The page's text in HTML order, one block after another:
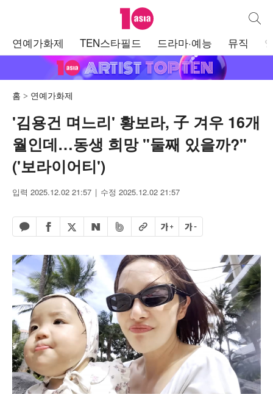
텐아시아 통합
연예가화제 TEN스타필드 드라마·예능 뮤직
홈 연예가화제
'김용건 며느리' 황보라, 子 겨우 16개
월인데…동생 희망 "둘째 있을까?"
('보라이어티')
입력 2025.12.02 21:57 수정 2025.12.02 21:57
카카오톡 공유하기
페이스북 공유하기
엑스 공유하기
네이버 공유하기
밴드 공유하기
URL복사글자 크게글자 작게